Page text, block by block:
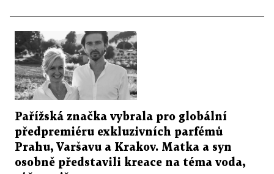
Pařížská značka vybrala pro globální
předpremiéru exkluzivních parfémů
Prahu, Varšavu a Krakov. Matka a syn
osobně představili kreace na téma voda,